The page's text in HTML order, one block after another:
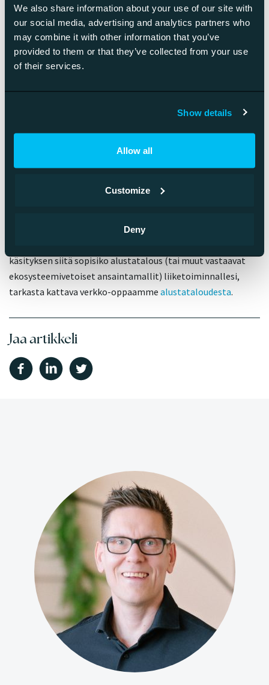
We also share information about your use of our site with
our social media, advertising and analytics partners who
may combine it with other information that you’ve
provided to them or that they’ve collected from your use
of their services.
Show details
Allow all
Customize
Deny
alustatalouden myytti, että jokaisen alustan tulisi olla
vapaasti kaikkien käyttäjien saatavissa. Kannattaa miettiä
tarkoin miten eri tyyppiset käyttäjäryhmät voivat hyödyntää
alustaasi. Erilaisia käyttäjäryhmiä todennäköisesti myös
puhuttelee erilaiset tavat päästä alustaan käsiksi. Kehittäjä
Yhteenveto: 10 alustatalouden
Alustatalouteen ja API-talouteen liittyy paljon muitakin
käsityksen siitä sopisiko alustatalous (tai muut vastaavat
ekosysteemivetoiset ansaintamallit) liiketoiminnallesi,
tarkasta kattava verkko-oppaamme alustataloudesta.
Jaa artikkeli